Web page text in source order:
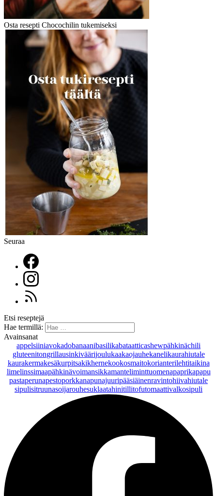
Osta resepti Chocochilin tukemiseksi
Seuraa
Etsi reseptejä
Hae termillä:
Avainsanat
appelsiiniavokadobanaanibasilikabataatticashewpähkinächili
gluteenitongrillausinkiväärijoulukaakaojauhekanelikaurahiutale
kaurakermakesäkurpitsakikhernekookosmaitokorianterilehtitaikina
limelinssimaapähkinävoimansikkamanteliminttuomenapaprikapapu
pastaperunapestoporkkanapunajuuripääsiäinenravintohiivahiutale
sipulisitruunasoijarouhesuklaatahinitillitofutomaattivalkosipuli